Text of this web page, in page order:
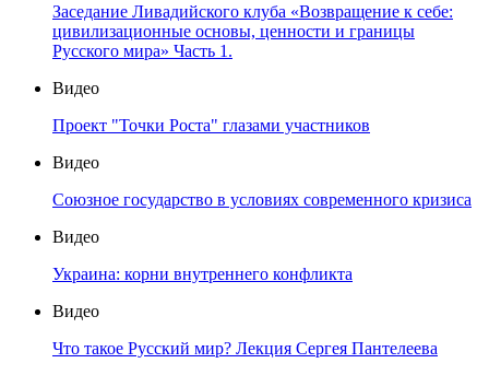
Заседание Ливадийского клуба «Возвращение к себе:
цивилизационные основы, ценности и границы
Русского мира» Часть 1.
Видео
Проект "Точки Роста" глазами участников
Видео
Союзное государство в условиях современного кризиса
Видео
Украина: корни внутреннего конфликта
Видео
Что такое Русский мир? Лекция Сергея Пантелеева